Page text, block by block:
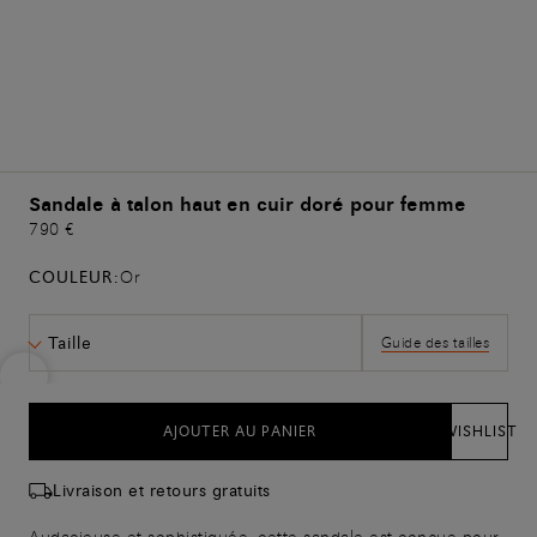
Sandale à talon haut en cuir doré pour femme
790 €
COULEUR:Or
Taille Guide des tailles
AJOUTER AU PANIER WISHLIST
Livraison et retours gratuits